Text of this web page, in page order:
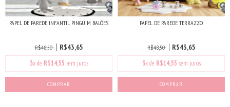
PAPEL DE PAREDE INFANTIL PINGUIM BALÕES
R$48,50 R$43,65
3x de R$14,55 sem juros
COMPRAR
PAPEL DE PAREDE TERRAZZO
R$48,50 R$43,65
3x de R$14,55 sem juros
COMPRAR